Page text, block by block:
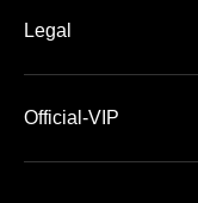
Legal
Official-VIP